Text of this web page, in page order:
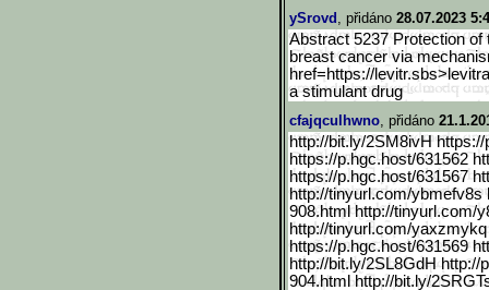
ySrovd , přidáno 28.07.2023
Abstract 5237 Protection
breast cancer via
href=https://levitr.sbs>lev
a stimulant drug
cfajqculhwno, přidáno
http://bit.ly/2SM8ivH
https://p.hgc.host/631562
https://p.hgc.host/631567
http://tinyurl.com/ybmefv8s
908.html http://tinyurl.com/
http://tinyurl.com/
https://p.hgc.host/631569
http://bit.ly/2SL8GdH http://
904.html http://bit.ly/